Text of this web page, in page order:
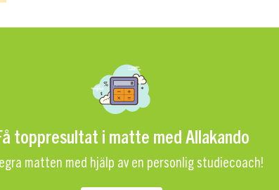
toppresultat i matte med Allakando
matten med hjälp av en personlig studiecoach!